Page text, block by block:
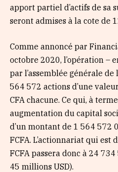
apport partiel d’actifs de sa
seront admises à la cote de
Comme annoncé par
octobre 2020, l’opération –
par l’assemblée générale
564 572 actions d’une
CFA chacune. Ce qui, à
augmentation du capital
d’un montant de 1 564 572
FCFA. L’actionnariat qui est
FCFA passera donc à 24
45 millions USD).